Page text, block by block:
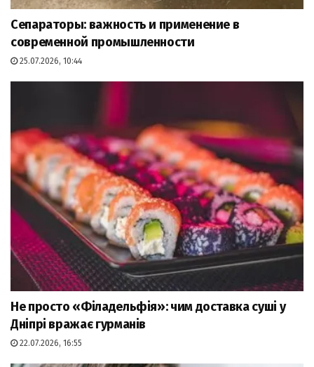
Сепараторы: важность и применение в
современной промышленности
25.07.2026, 10:44
Не просто «Філадельфія»: чим доставка суші у
Дніпрі вражає гурманів
22.07.2026, 16:55